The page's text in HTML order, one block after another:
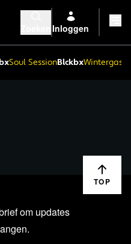
Inloggen
Soul SessionBlckbx
TOP
om updates